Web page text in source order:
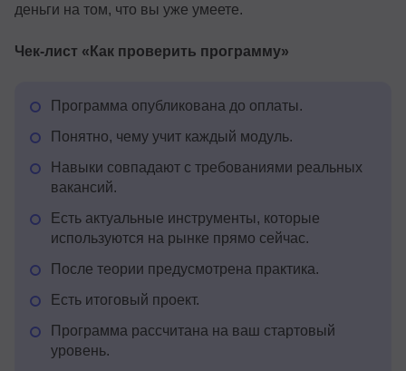
деньги на том, что вы уже умеете.
Чек-лист «Как проверить программу»
Программа опубликована до оплаты.
Понятно, чему учит каждый модуль.
Навыки совпадают с требованиями реальных
вакансий.
Есть актуальные инструменты, которые
используются на рынке прямо сейчас.
После теории предусмотрена практика.
Есть итоговый проект.
Программа рассчитана на ваш стартовый
уровень.